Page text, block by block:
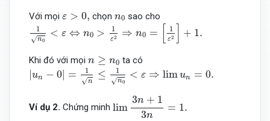
Với mọi ε > 0,
ε >0 chọn n0
n0 sao cho
1
√n0
< ε ⇔ n0 > 1
ε2 ⇒ n0 = 1
ε2 + 1.
1 n0<ε⇔ n >1 ε2⇒n0 =[1ε 2]+ 1.
Khi đó với mọi n ≥ n0
n ≥n 0 ta có
un − 0| =
1
√n
≤
1
√n0
< ε ⇒ limun = 0.
|un −0 |=1 n≤1n 0< ε⇒ limun
Ví dụ 2. Chứng minh lim
3n + 1
3n
= 1.
n+ 13 n